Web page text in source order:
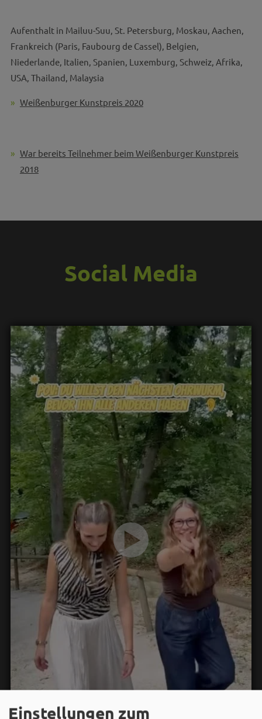
Aufenthalt in Mailuu-Suu, St. Petersburg, Moskau, Aachen,
Frankreich (Paris, Faubourg de Cassel), Belgien,
Niederlande, Italien, Spanien, Luxemburg, Schweiz, Afrika,
USA, Thailand, Malaysia
Weißenburger Kunstpreis 2020
War bereits Teilnehmer beim Weißenburger Kunstpreis
2018
Social Media
Einstellungen zum